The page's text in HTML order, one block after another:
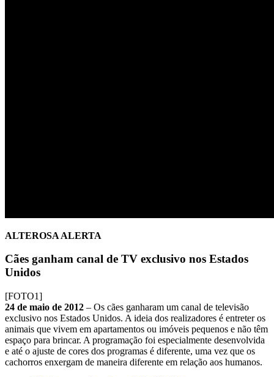
ALTEROSA ALERTA
Cães ganham canal de TV exclusivo nos Estados
Unidos
[FOTO1]
24 de maio de 2012 – Os cães ganharam um canal de televisão
exclusivo nos Estados Unidos. A ideia dos realizadores é entreter os
animais que vivem em apartamentos ou imóveis pequenos e não têm
espaço para brincar. A programação foi especialmente desenvolvida
e até o ajuste de cores dos programas é diferente, uma vez que os
cachorros enxergam de maneira diferente em relação aos humanos.